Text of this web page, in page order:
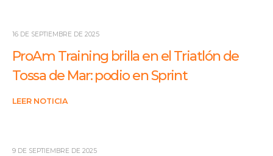
16 DE SEPTIEMBRE DE 2025
ProAm Training brilla en el Triatlón de
Tossa de Mar: podio en Sprint
LEER NOTICIA
9 DE SEPTIEMBRE DE 2025